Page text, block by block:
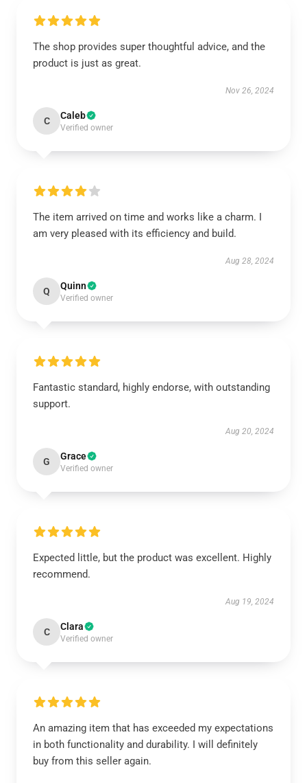
The shop provides super thoughtful advice, and the
product is just as great.
Nov 26, 2024
C Caleb
Verified owner
The item arrived on time and works like a charm. I
am very pleased with its efficiency and build.
Aug 28, 2024
Q Quinn
Verified owner
Fantastic standard, highly endorse, with outstanding
support.
Aug 20, 2024
G Grace
Verified owner
Expected little, but the product was excellent. Highly
recommend.
Aug 19, 2024
C Clara
Verified owner
An amazing item that has exceeded my expectations
in both functionality and durability. I will definitely
buy from this seller again.